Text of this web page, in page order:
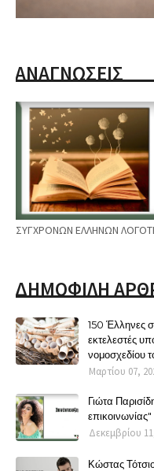
ΑΝΑΓΝΩΣΕΙΣ
ΣΥΓΧΡΟΝΩΝ ΕΛΛΗΝΩΝ
ΔΗΜΟΦΙΛΗ
150 Έλληνες
εκτελεστές
νομοσχεδίου
Μαρτίου 07,
Γιώτα
επικοινωνίας"
Δεκεμβρίου
Κώστας